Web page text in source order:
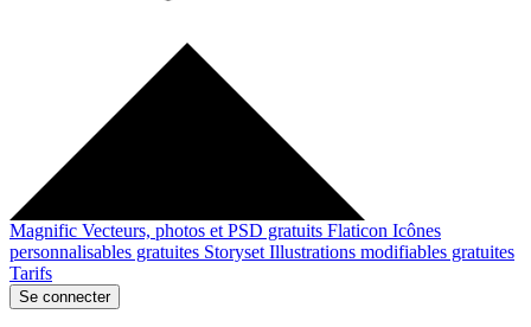
Magnific Vecteurs, photos et PSD gratuits Flaticon Icônes
personnalisables gratuites Storyset Illustrations modifiables gratuites
Tarifs
Se connecter